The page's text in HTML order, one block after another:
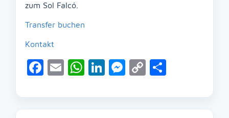
zum Sol Falcó.
Transfer buchen
Kontakt
Facebook
EmailWhatsApp
LinkedIn
Messenger
Copy